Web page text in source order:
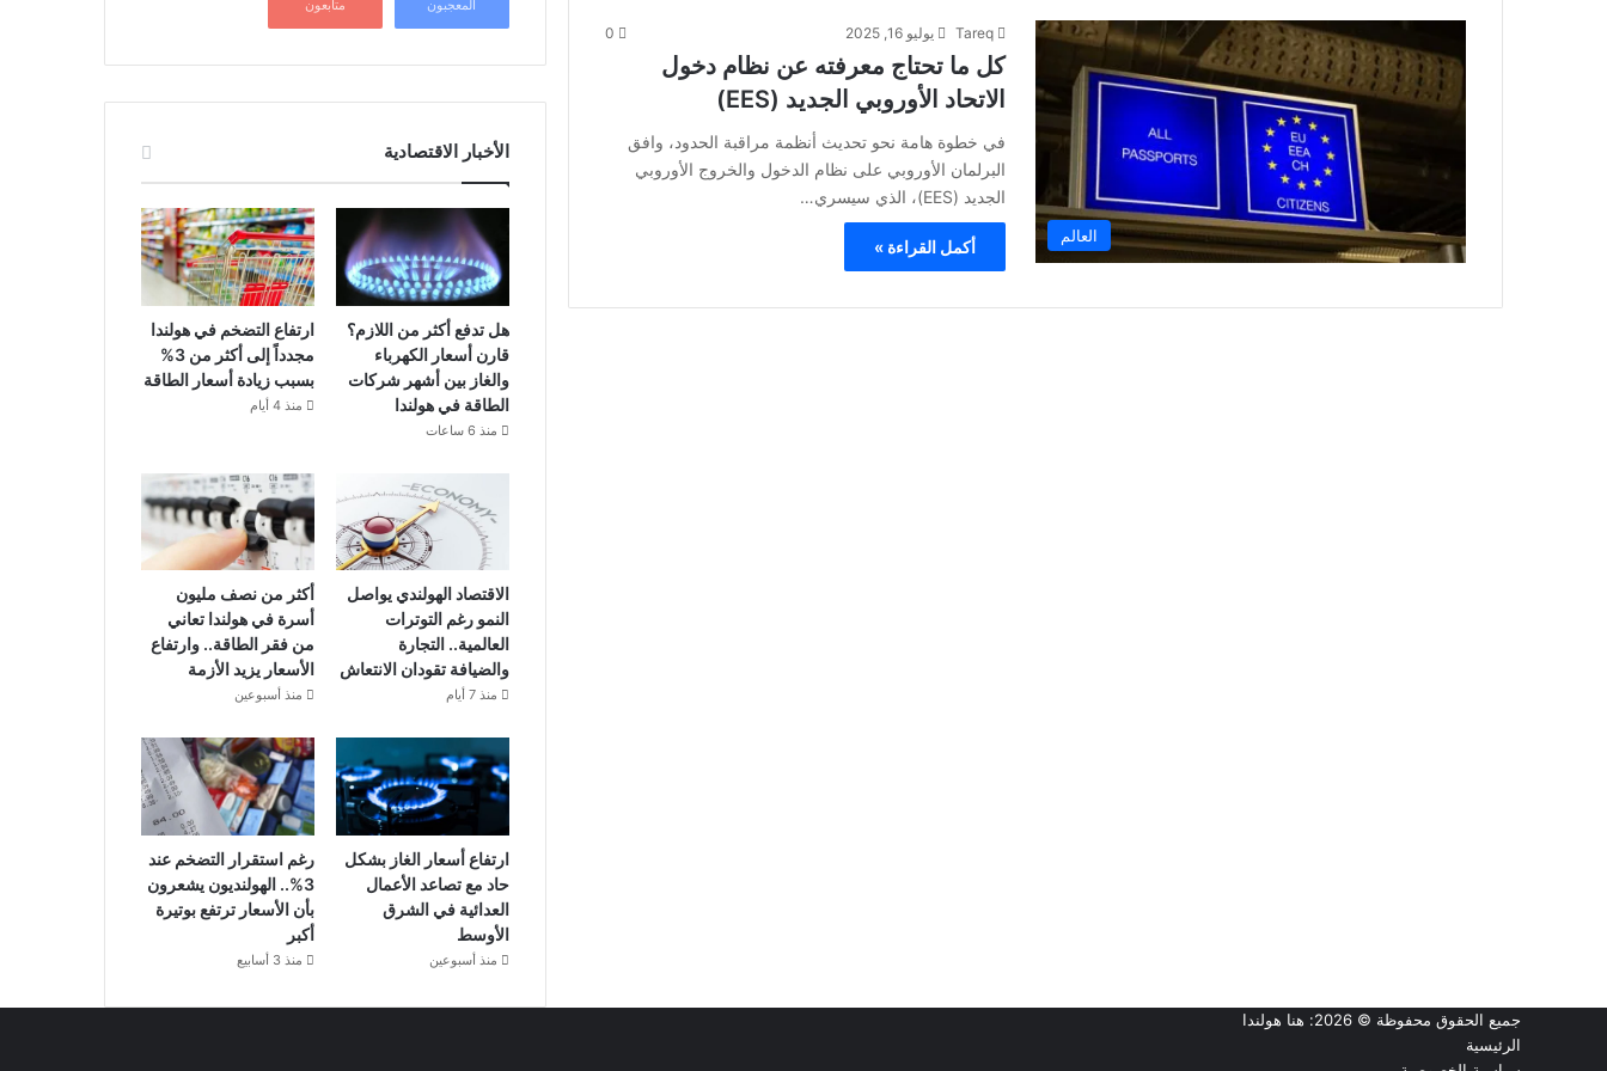
العالم
Tareq يوليو 16, 2025 0
كل ما تحتاج معرفته عن نظام دخول
الاتحاد الأوروبي الجديد (EES)
في خطوة هامة نحو تحديث أنظمة مراقبة الحدود، وافق
البرلمان الأوروبي على نظام الدخول والخروج الأوروبي
الجديد (EES)، الذي سيسري…
أكمل القراءة »
المعجبون متابعون
الأخبار الاقتصادية
هل تدفع أكثر من اللازم؟
قارن أسعار الكهرباء
والغاز بين أشهر شركات
الطاقة في هولندا
منذ 6 ساعات
ارتفاع التضخم في هولندا
مجدداً إلى أكثر من 3%
بسبب زيادة أسعار الطاقة
منذ 4 أيام
الاقتصاد الهولندي يواصل
النمو رغم التوترات
العالمية.. التجارة
والضيافة تقودان الانتعاش
منذ 7 أيام
أكثر من نصف مليون
أسرة في هولندا تعاني
من فقر الطاقة.. وارتفاع
الأسعار يزيد الأزمة
منذ أسبوعين
ارتفاع أسعار الغاز بشكل
حاد مع تصاعد الأعمال
العدائية في الشرق
الأوسط
منذ أسبوعين
رغم استقرار التضخم عند
3%.. الهولنديون يشعرون
بأن الأسعار ترتفع بوتيرة
أكبر
منذ 3 أسابيع
جميع الحقوق محفوظة © 2026:
هنا هولندا
الرئيسية